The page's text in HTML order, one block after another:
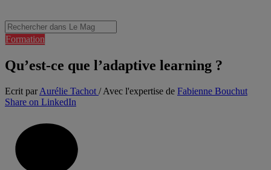
Formation
Qu’est-ce que l’adaptive learning ?
Ecrit parAurélie Tachot / Avec l'expertise de Fabienne Bouchut
Share on LinkedIn